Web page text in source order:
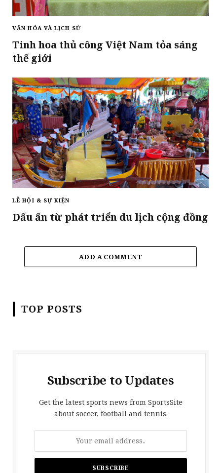
VĂN HÓA VÀ LỊCH SỬ
Tinh hoa thủ công Việt Nam tỏa sáng
thế giới
LỄ HỘI & SỰ KIỆN
Dấu ấn từ phát triển du lịch cộng đồng
ADD A COMMENT
TOP POSTS
Subscribe to Updates
Get the latest sports news from SportsSite
about soccer, football and tennis.